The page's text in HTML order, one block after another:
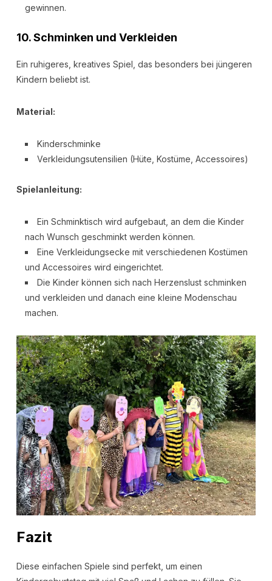
gewinnen.
10.Schminken und Verkleiden
Ein ruhigeres, kreatives Spiel, das besonders bei jüngeren
Kindern beliebt ist.
Material:
Kinderschminke
Verkleidungsutensilien (Hüte, Kostüme, Accessoires)
Spielanleitung:
Ein Schminktisch wird aufgebaut, an dem die Kinder
nach Wunsch geschminkt werden können.
Eine Verkleidungsecke mit verschiedenen Kostümen
und Accessoires wird eingerichtet.
Die Kinder können sich nach Herzenslust schminken
und verkleiden und danach eine kleine Modenschau
machen.
Fazit
Diese einfachen Spiele sind perfekt, um einen